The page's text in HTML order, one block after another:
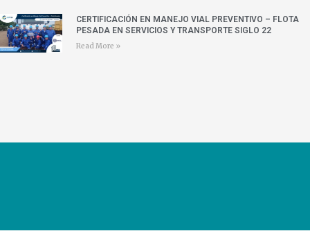
CERTIFICACIÓN EN MANEJO VIAL PREVENTIVO – FLOTA
PESADA EN SERVICIOS Y TRANSPORTE SIGLO 22
Read More »